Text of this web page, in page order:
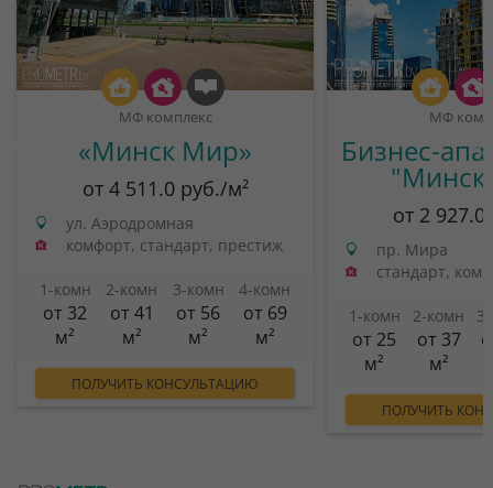
МФ комплекс
«Минск Мир»
от 4 511.0 руб./м²
ул. Аэродромная
комфорт, стандарт, престиж
1-комн
от 32
м²
2-комн
от 41
м²
3-комн
от 56
м²
4-комн
от 69
м²
ПОЛУЧИТЬ КОНСУЛЬТАЦИЮ
МФ
Бизнес-
от 2
пр. Мира
стандарт,
1-комн
от 25
м²
2-комн
от 37
м²
ПОЛУЧИТЬ